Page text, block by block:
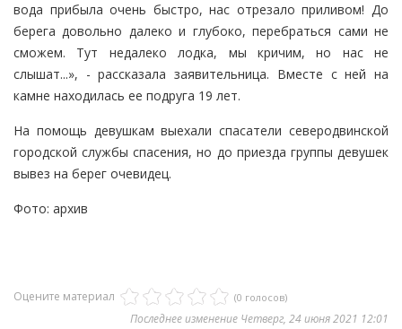
вода прибыла очень быстро, нас отрезало приливом! До
берега довольно далеко и глубоко, перебраться сами не
сможем. Тут недалеко лодка, мы кричим, но нас не
слышат...», - рассказала заявительница. Вместе с ней на
камне находилась ее подруга 19 лет.
На помощь девушкам выехали спасатели северодвинской
городской службы спасения, но до приезда группы девушек
вывез на берег очевидец.
Фото: архив
Оцените материал (0 голосов)
Последнее изменение Четверг, 24 июня 2021 12:01